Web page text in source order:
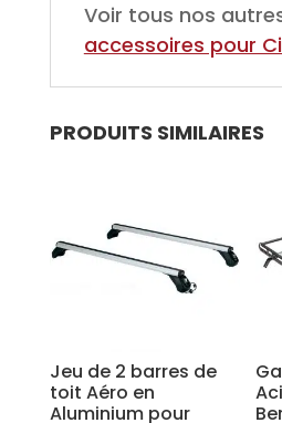
Voir tous nos
accessoires pour
PRODUITS SIMILAIRES
Jeu de 2 barres de
toit Aéro en
Aluminium pour